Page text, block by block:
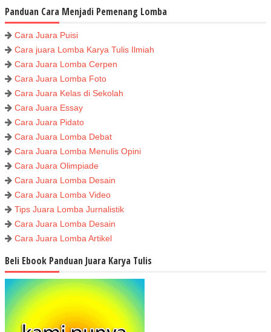
Panduan Cara Menjadi Pemenang Lomba
Cara Juara Puisi
Cara juara Lomba Karya Tulis Ilmiah
Cara Juara Lomba Cerpen
Cara Juara Lomba Foto
Cara Juara Kelas di Sekolah
Cara Juara Essay
Cara Juara Pidato
Cara Juara Lomba Debat
Cara Juara Lomba Menulis Opini
Cara Juara Olimpiade
Cara Juara Lomba Desain
Cara Juara Lomba Video
Tips Juara Lomba Jurnalistik
Cara Juara Lomba Desain
Cara Juara Lomba Artikel
Beli Ebook Panduan Juara Karya Tulis